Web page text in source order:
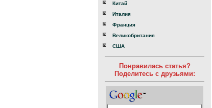
Китай
Италия
Франция
Великобритания
США
Понравилась статья?
Поделитесь с друзьями: